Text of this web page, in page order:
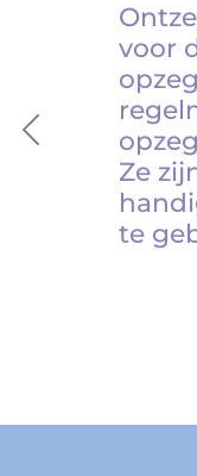
Previous
voor
Ze
te